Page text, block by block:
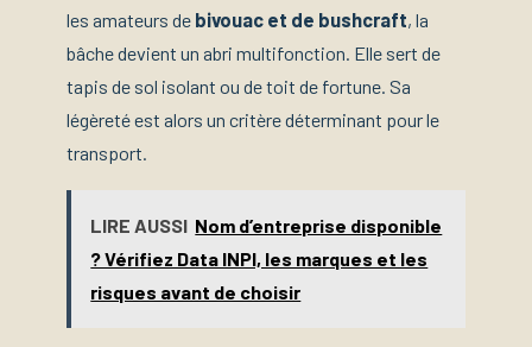
les amateurs de bivouac et de bushcraft, la
bâche devient un abri multifonction. Elle sert de
tapis de sol isolant ou de toit de fortune. Sa
légèreté est alors un critère déterminant pour le
transport.
LIRE AUSSI Nom d’entreprise disponible
? Vérifiez Data INPI, les marques et les
risques avant de choisir